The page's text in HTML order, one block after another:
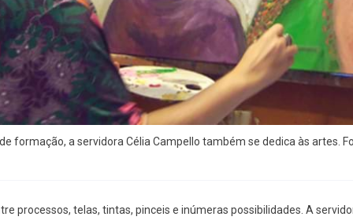
formação, a servidora Célia Campello também se dedica às artes.
processos, telas, tintas, pinceis e inúmeras possibilidades. A